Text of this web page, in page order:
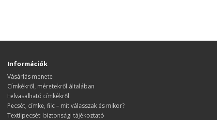
Információk
Vásárlás menete
​​​​​​​Címkékről, méretekről általában
Felvasalható címkékről
Pecsét, címke, filc – mit válasszak és mikor?
Textilpecsét: biztonsági tájékoztató